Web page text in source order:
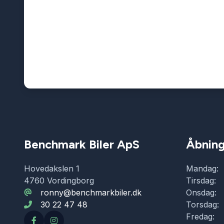
Benchmark Biler ApS
Hovedakslen 1
4760 Vordingborg
ronny@benchmarkbiler.dk
30 22 47 48
Mandag:
Tirsdag:
Onsdag:
Torsdag:
Fredag: